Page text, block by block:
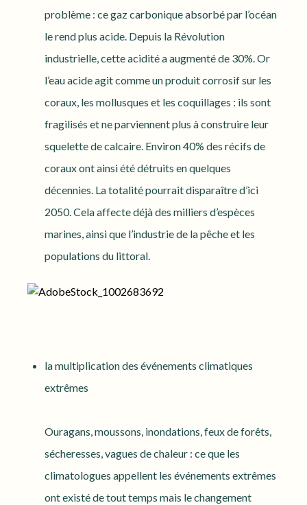
problème : ce gaz carbonique absorbé par l’océan
le rend plus acide. Depuis la Révolution
industrielle, cette acidité a augmenté de 30%. Or
l’eau acide agit comme un produit corrosif sur les
coraux, les mollusques et les coquillages : ils sont
fragilisés et ne parviennent plus à construire leur
squelette de calcaire. Environ 40% des récifs de
coraux ont ainsi été détruits en quelques
décennies. La totalité pourrait disparaître d’ici
2050. Cela affecte déjà des milliers d’espèces
marines, ainsi que l’industrie de la pêche et les
populations du littoral.
la multiplication des événements climatiques
extrêmes
Ouragans, moussons, inondations, feux de forêts,
sécheresses, vagues de chaleur : ce que les
climatologues appellent les événements extrêmes
ont existé de tout temps mais le changement